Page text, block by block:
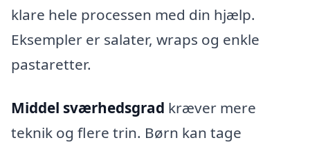
klare hele processen med din hjælp.
Eksempler er salater, wraps og enkle
pastaretter.
Middel sværhedsgrad kræver mere
teknik og flere trin. Børn kan tage